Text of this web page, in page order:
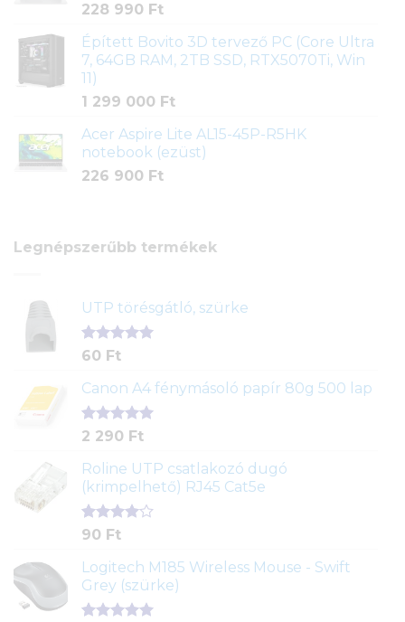
228 990 Ft
Épített Bovito 3D tervező PC (Core Ultra
7, 64GB RAM, 2TB SSD, RTX5070Ti, Win
11)
1 299 000 Ft
Acer Aspire Lite AL15-45P-R5HK
notebook (ezüst)
226 900 Ft
Legnépszerűbb termékek
UTP törésgátló, szürke
Értékelés
ből,
1
értékelés
alapján
60 Ft
Canon A4 fénymásoló papír 80g 500 lap
Értékelés
ből,
2
értékelés
alapján
2 290 Ft
Roline UTP csatlakozó dugó
(krimpelhető) RJ45 Cat5e
Értékelés
5-ből,
2
értékelés
alapján
90 Ft
Logitech M185 Wireless Mouse - Swift
Grey (szürke)